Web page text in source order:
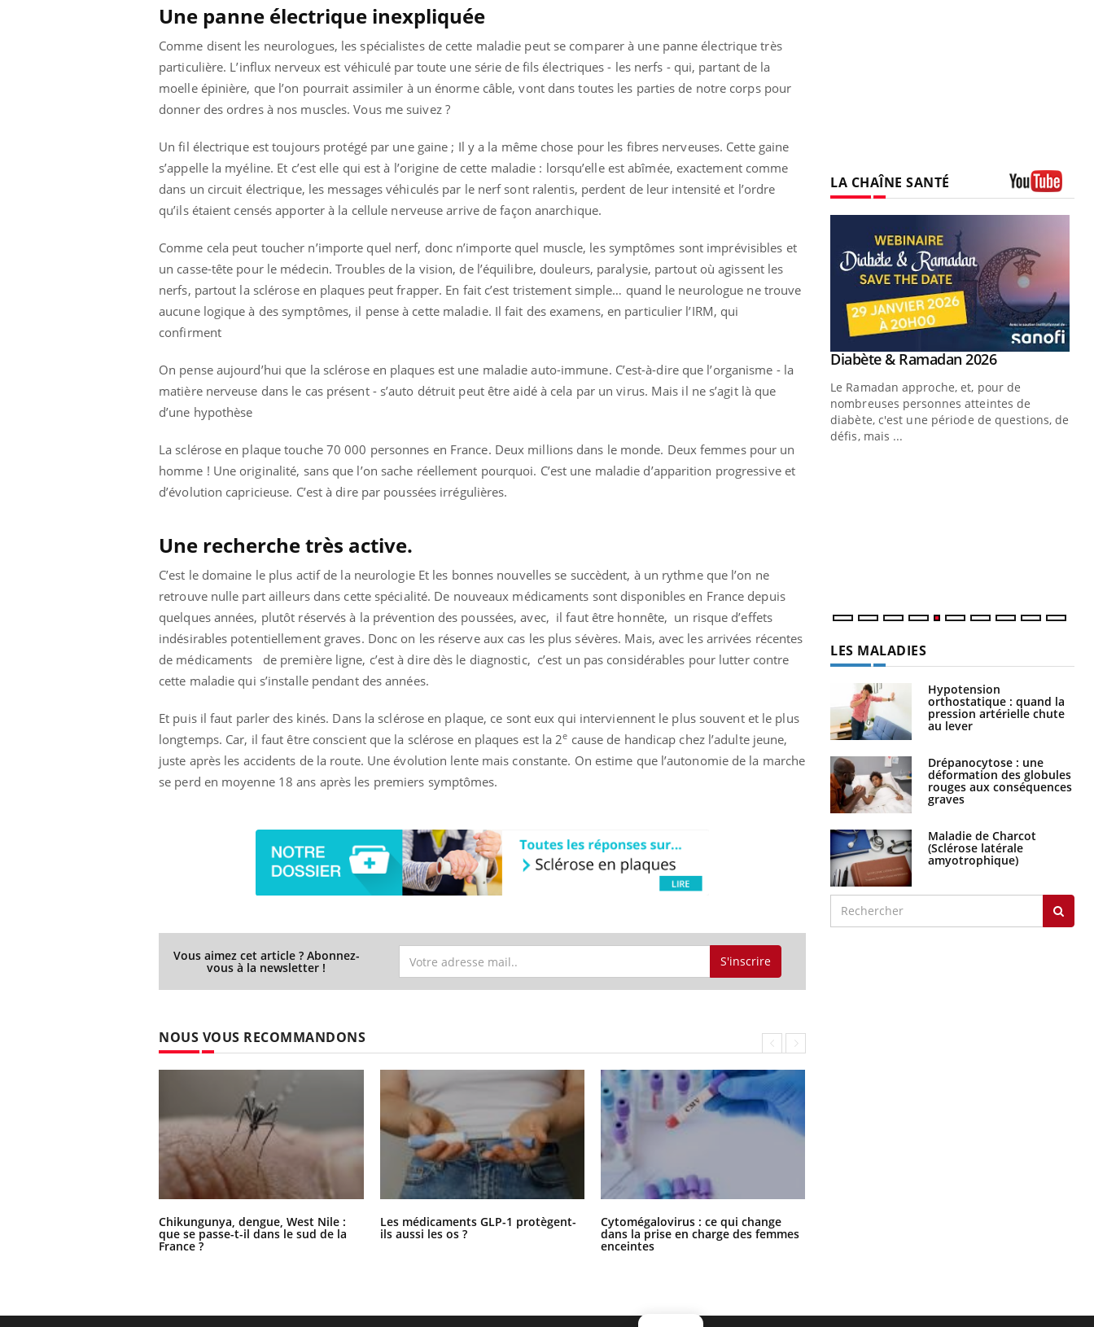
Une panne électrique inexpliquée
Comme disent les neurologues, les spécialistes de cette maladie peut se comparer à une panne électrique très
particulière. L’influx nerveux est véhiculé par toute une série de fils électriques - les nerfs - qui, partant de la
moelle épinière, que l’on pourrait assimiler à un énorme câble, vont dans toutes les parties de notre corps pour
donner des ordres à nos muscles. Vous me suivez ?
Un fil électrique est toujours protégé par une gaine ; Il y a la même chose pour les fibres nerveuses. Cette gaine
s’appelle la myéline. Et c’est elle qui est à l’origine de cette maladie : lorsqu’elle est abîmée, exactement comme
dans un circuit électrique, les messages véhiculés par le nerf sont ralentis, perdent de leur intensité et l’ordre
qu’ils étaient censés apporter à la cellule nerveuse arrive de façon anarchique.
Comme cela peut toucher n’importe quel nerf, donc n’importe quel muscle, les symptômes sont imprévisibles et
un casse-tête pour le médecin. Troubles de la vision, de l’équilibre, douleurs, paralysie, partout où agissent les
nerfs, partout la sclérose en plaques peut frapper. En fait c’est tristement simple… quand le neurologue ne trouve
aucune logique à des symptômes, il pense à cette maladie. Il fait des examens, en particulier l’IRM, qui
confirment
On pense aujourd’hui que la sclérose en plaques est une maladie auto-immune. C’est-à-dire que l’organisme - la
matière nerveuse dans le cas présent - s’auto détruit peut être aidé à cela par un virus. Mais il ne s’agit là que
d’une hypothèse
La sclérose en plaque touche 70 000 personnes en France. Deux millions dans le monde. Deux femmes pour un
homme ! Une originalité, sans que l’on sache réellement pourquoi. C’est une maladie d’apparition progressive et
d’évolution capricieuse. C’est à dire par poussées irrégulières.
Une recherche très active.
C’est le domaine le plus actif de la neurologie Et les bonnes nouvelles se succèdent, à un rythme que l’on ne
retrouve nulle part ailleurs dans cette spécialité. De nouveaux médicaments sont disponibles en France depuis
quelques années, plutôt réservés à la prévention des poussées, avec, il faut être honnête, un risque d’effets
indésirables potentiellement graves. Donc on les réserve aux cas les plus sévères. Mais, avec les arrivées récentes
de médicaments de première ligne, c’est à dire dès le diagnostic, c’est un pas considérables pour lutter contre
cette maladie qui s’installe pendant des années.
Et puis il faut parler des kinés. Dans la sclérose en plaque, ce sont eux qui interviennent le plus souvent et le plus
longtemps. Car, il faut être conscient que la sclérose en plaques est la 2e cause de handicap chez l’adulte jeune,
juste après les accidents de la route. Une évolution lente mais constante. On estime que l’autonomie de la marche
se perd en moyenne 18 ans après les premiers symptômes.
Vous aimez cet article ? Abonnez-
vous à la newsletter ! S'inscrire
NOUS VOUS RECOMMANDONS
Chikungunya, dengue, West Nile :
que se passe-t-il dans le sud de la
France ?
Les médicaments GLP-1 protègent-
ils aussi les os ?
Cytomégalovirus : ce qui change
dans la prise en charge des femmes
enceintes
LA CHAÎNE SANTÉ
Youtube
même alopécie… Les symptômes de la
osait en parler??Youtube
En 2026, l'insuline dans le diabète de type 2
préparer pour l’été !Youtube
L'été arrive… et avec lui, un tout nouveau
sont ...
Youtube
Diabète & Ramadan 2026Youtube
Le Ramadan approche, et, pour de
nombreuses personnes atteintes de
diabète, c'est une période de questions, de
défis, mais ...
LES MALADIES
Hypotension
orthostatique : quand la
pression artérielle chute
au lever
Drépanocytose : une
déformation des globules
rouges aux conséquences
graves
Maladie de Charcot
(Sclérose latérale
amyotrophique)